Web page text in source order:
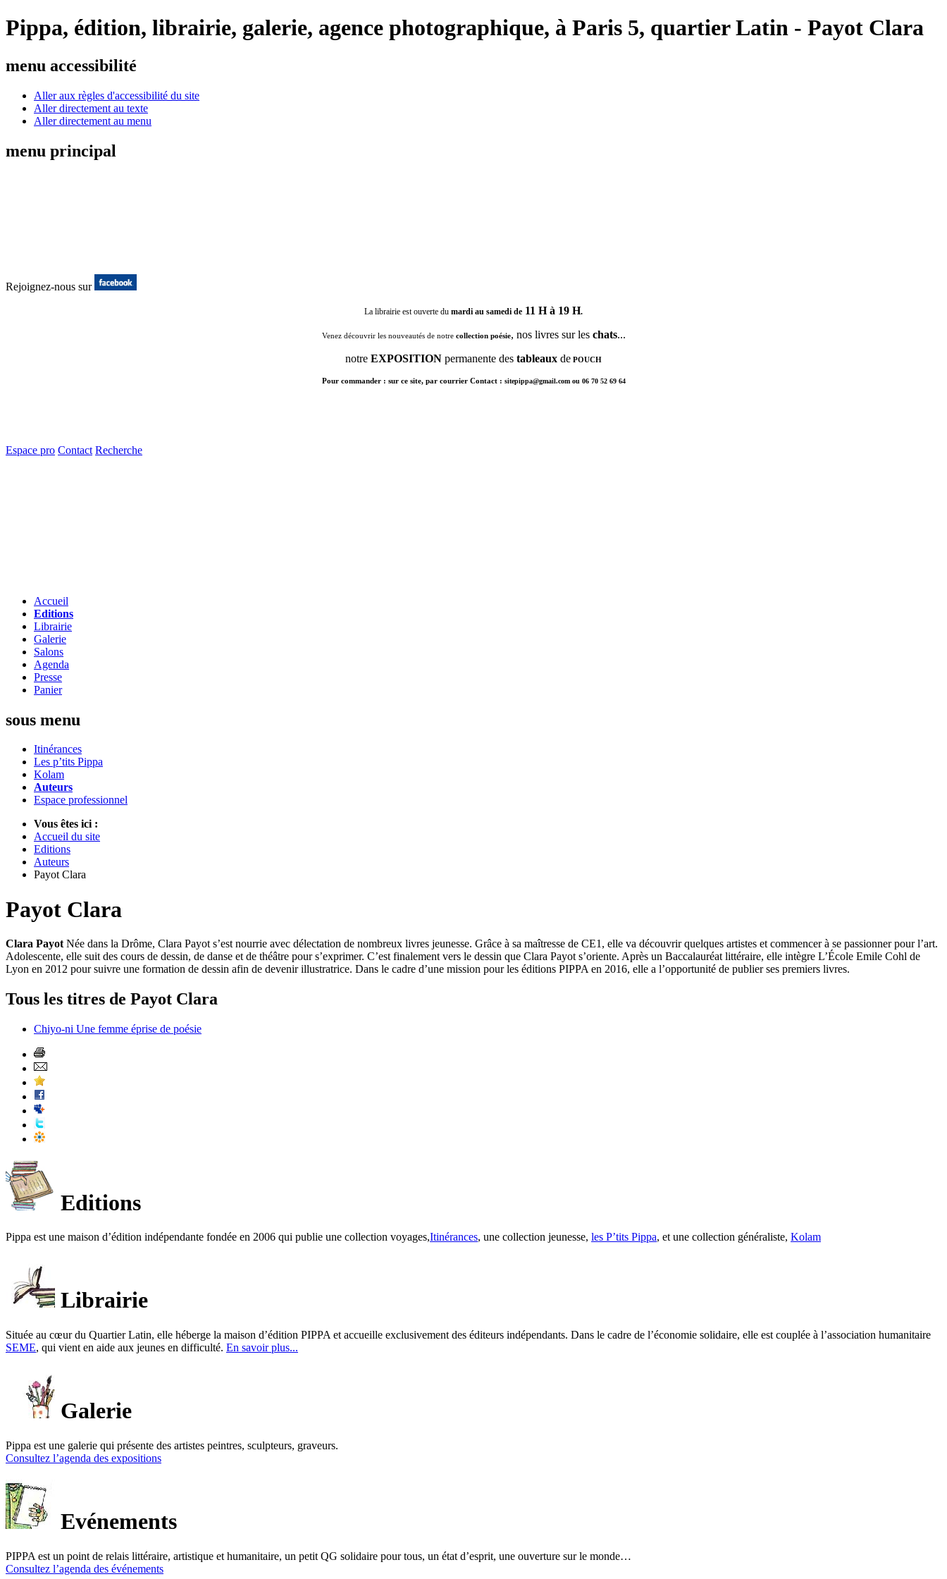
Pippa, édition, librairie, galerie, agence photographique, à Paris 5, quartier Latin - Payot Clara
menu accessibilité
Aller aux règles d'accessibilité du site
Aller directement au texte
Aller directement au menu
menu principal
Rejoignez-nous sur
La librairie est ouverte du mardi au samedi de 11 H à 19 H.
Venez découvrir les nouveautés de notrecollection poésie, nos livres sur les chats...
notre EXPOSITION permanente des tableaux de POUCH
Pour commander : sur ce site, par courrier Contact : sitepippa@gmail.com ou 06 70 52 69 64
Espace pro Contact Recherche
Accueil
Editions
Librairie
Galerie
Salons
Agenda
Presse
Panier
sous menu
Itinérances
Les p’tits Pippa
Kolam
Auteurs
Espace professionnel
Vous êtes ici :
Accueil du site
Editions
Auteurs
Payot Clara
Payot Clara
Clara Payot Née dans la Drôme, Clara Payot s’est nourrie avec délectation de nombreux livres jeunesse. Grâce à sa maîtresse de CE1, elle va découvrir quelques artistes et commencer à se passionner pour l’art.
Adolescente, elle suit des cours de dessin, de danse et de théâtre pour s’exprimer. C’est finalement vers le dessin que Clara Payot s’oriente. Après un Baccalauréat littéraire, elle intègre L’École Emile Cohl de
Lyon en 2012 pour suivre une formation de dessin afin de devenir illustratrice. Dans le cadre d’une mission pour les éditions PIPPA en 2016, elle a l’opportunité de publier ses premiers livres.
Tous les titres de Payot Clara
Chiyo-ni Une femme éprise de poésie
Editions
Pippa est une maison d’édition indépendante fondée en 2006 qui publie une collection voyages,Itinérances, une collection jeunesse, les P’tits Pippa, et une collection généraliste, Kolam
Librairie
Située au cœur du Quartier Latin, elle héberge la maison d’édition PIPPA et accueille exclusivement des éditeurs indépendants. Dans le cadre de l’économie solidaire, elle est couplée à l’association humanitaire
SEME, qui vient en aide aux jeunes en difficulté. En savoir plus...
Galerie
Pippa est une galerie qui présente des artistes peintres, sculpteurs, graveurs.
Consultez l’agenda des expositions
Evénements
PIPPA est un point de relais littéraire, artistique et humanitaire, un petit QG solidaire pour tous, un état d’esprit, une ouverture sur le monde…
Consultez l’agenda des événements